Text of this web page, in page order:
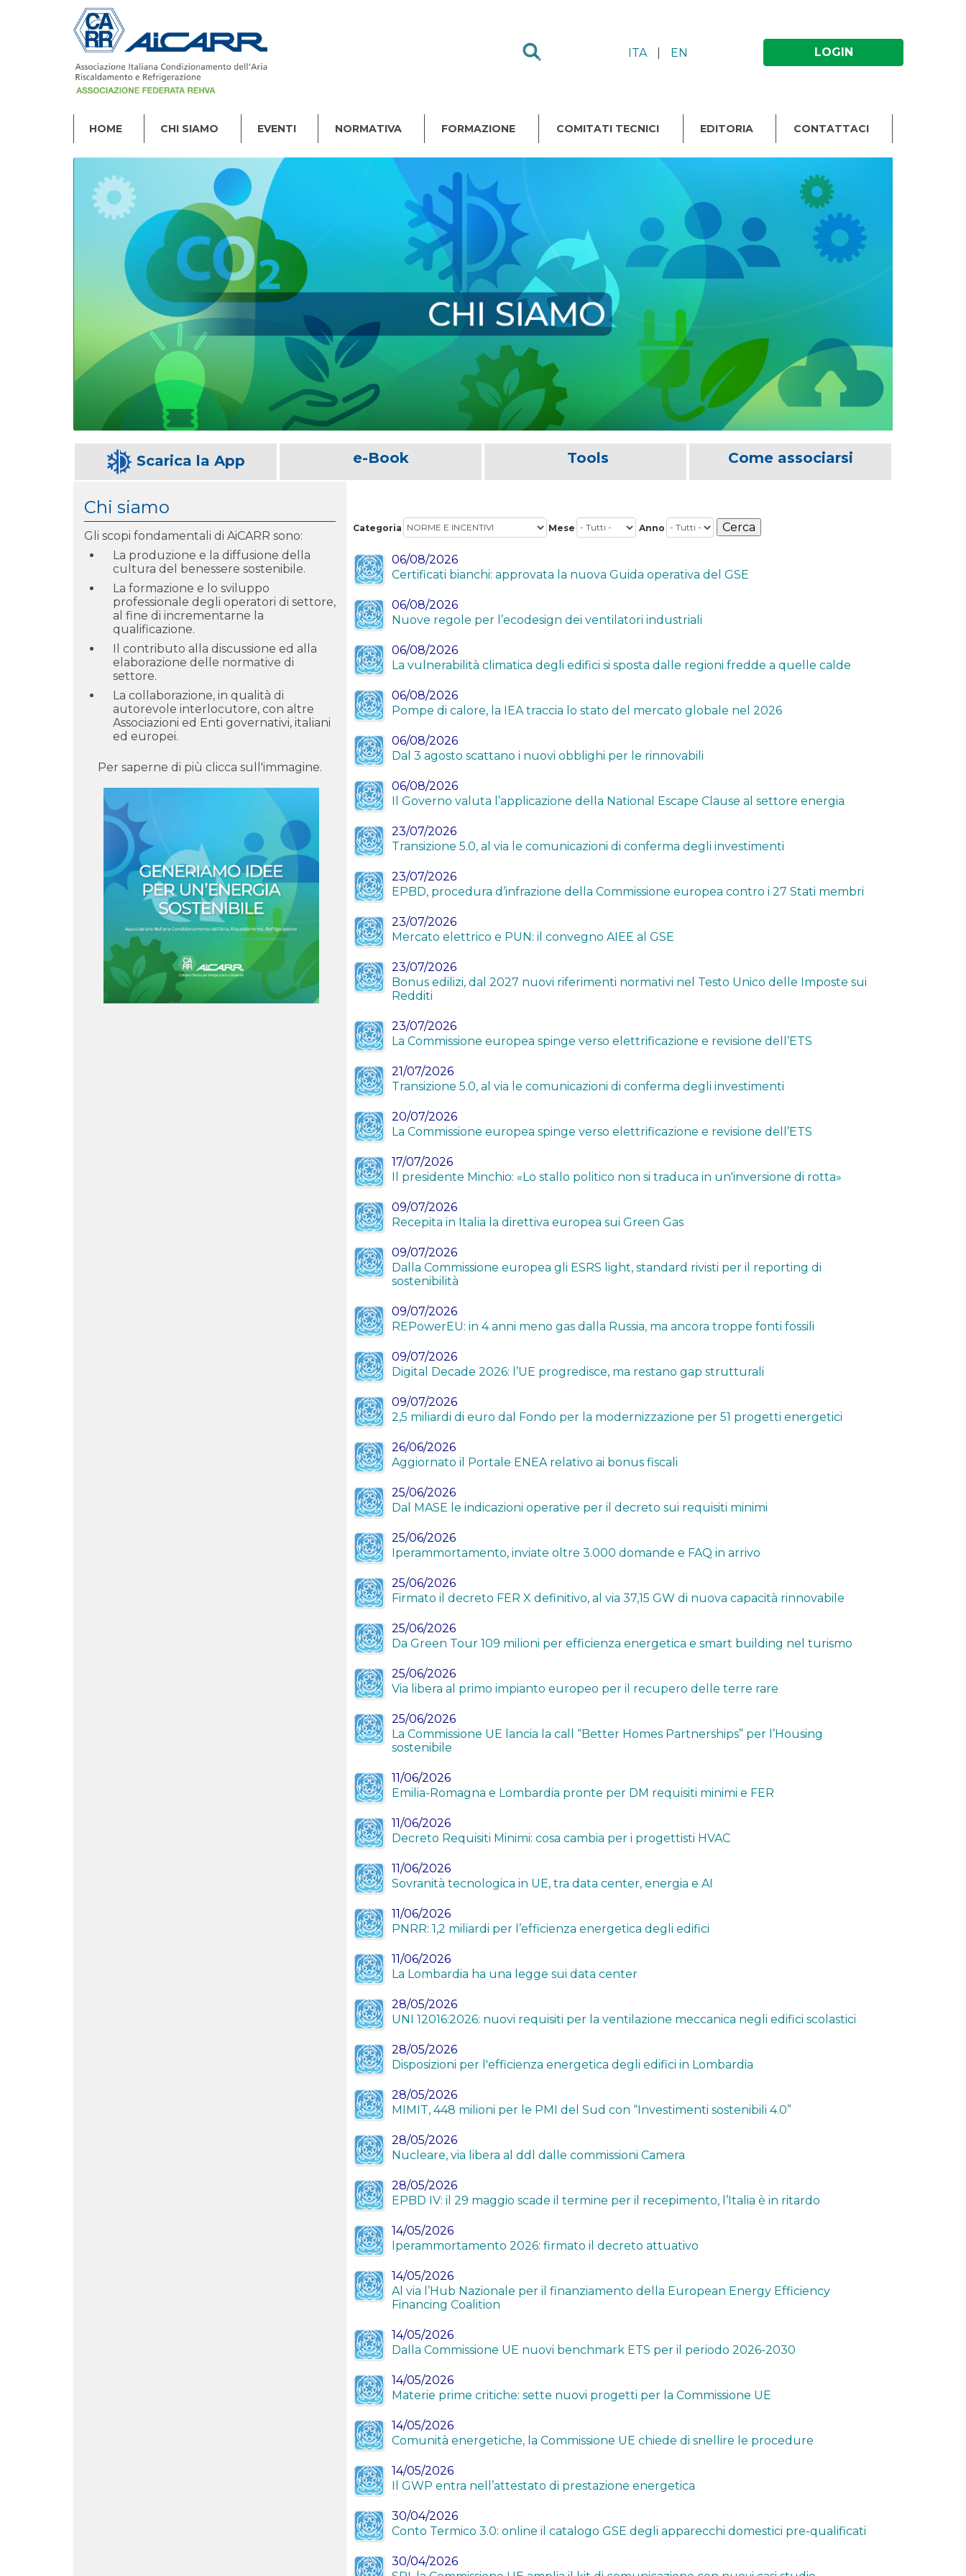
ITA EN LOGIN
HOME CHI SIAMO EVENTI NORMATIVA FORMAZIONE COMITATI TECNICI EDITORIA CONTATTACI
Scarica la App e-Book Tools Come associarsi
Chi siamo
Gli scopi fondamentali di AiCARR sono:
La produzione e la diffusione della
cultura del benessere sostenibile.
La formazione e lo sviluppo
professionale degli operatori di settore,
al fine di incrementarne la
qualificazione.
Il contributo alla discussione ed alla
elaborazione delle normative di
settore.
La collaborazione, in qualità di
autorevole interlocutore, con altre
Associazioni ed Enti governativi, italiani
ed europei.
Per saperne di più clicca sull'immagine.
Categoria Mese Anno
06/08/2026
Certificati bianchi: approvata la nuova Guida operativa del GSE
06/08/2026
Nuove regole per l’ecodesign dei ventilatori industriali
06/08/2026
La vulnerabilità climatica degli edifici si sposta dalle regioni fredde a quelle calde
06/08/2026
Pompe di calore, la IEA traccia lo stato del mercato globale nel 2026
06/08/2026
Dal 3 agosto scattano i nuovi obblighi per le rinnovabili
06/08/2026
Il Governo valuta l’applicazione della National Escape Clause al settore energia
23/07/2026
Transizione 5.0, al via le comunicazioni di conferma degli investimenti
23/07/2026
EPBD, procedura d’infrazione della Commissione europea contro i 27 Stati membri
23/07/2026
Mercato elettrico e PUN: il convegno AIEE al GSE
23/07/2026
Bonus edilizi, dal 2027 nuovi riferimenti normativi nel Testo Unico delle Imposte sui
Redditi
23/07/2026
La Commissione europea spinge verso elettrificazione e revisione dell’ETS
21/07/2026
Transizione 5.0, al via le comunicazioni di conferma degli investimenti
20/07/2026
La Commissione europea spinge verso elettrificazione e revisione dell’ETS
17/07/2026
Il presidente Minchio: «Lo stallo politico non si traduca in un'inversione di rotta»
09/07/2026
Recepita in Italia la direttiva europea sui Green Gas
09/07/2026
Dalla Commissione europea gli ESRS light, standard rivisti per il reporting di
sostenibilità
09/07/2026
REPowerEU: in 4 anni meno gas dalla Russia, ma ancora troppe fonti fossili
09/07/2026
Digital Decade 2026: l’UE progredisce, ma restano gap strutturali
09/07/2026
2,5 miliardi di euro dal Fondo per la modernizzazione per 51 progetti energetici
26/06/2026
Aggiornato il Portale ENEA relativo ai bonus fiscali
25/06/2026
Dal MASE le indicazioni operative per il decreto sui requisiti minimi
25/06/2026
Iperammortamento, inviate oltre 3.000 domande e FAQ in arrivo
25/06/2026
Firmato il decreto FER X definitivo, al via 37,15 GW di nuova capacità rinnovabile
25/06/2026
Da Green Tour 109 milioni per efficienza energetica e smart building nel turismo
25/06/2026
Via libera al primo impianto europeo per il recupero delle terre rare
25/06/2026
La Commissione UE lancia la call “Better Homes Partnerships” per l’Housing
sostenibile
11/06/2026
Emilia-Romagna e Lombardia pronte per DM requisiti minimi e FER
11/06/2026
Decreto Requisiti Minimi: cosa cambia per i progettisti HVAC
11/06/2026
Sovranità tecnologica in UE, tra data center, energia e AI
11/06/2026
PNRR: 1,2 miliardi per l’efficienza energetica degli edifici
11/06/2026
La Lombardia ha una legge sui data center
28/05/2026
UNI 12016:2026: nuovi requisiti per la ventilazione meccanica negli edifici scolastici
28/05/2026
Disposizioni per l'efficienza energetica degli edifici in Lombardia
28/05/2026
MIMIT, 448 milioni per le PMI del Sud con “Investimenti sostenibili 4.0”
28/05/2026
Nucleare, via libera al ddl dalle commissioni Camera
28/05/2026
EPBD IV: il 29 maggio scade il termine per il recepimento, l’Italia è in ritardo
14/05/2026
Iperammortamento 2026: firmato il decreto attuativo
14/05/2026
Al via l’Hub Nazionale per il finanziamento della European Energy Efficiency
Financing Coalition
14/05/2026
Dalla Commissione UE nuovi benchmark ETS per il periodo 2026-2030
14/05/2026
Materie prime critiche: sette nuovi progetti per la Commissione UE
14/05/2026
Comunità energetiche, la Commissione UE chiede di snellire le procedure
14/05/2026
Il GWP entra nell’attestato di prestazione energetica
30/04/2026
Conto Termico 3.0: online il catalogo GSE degli apparecchi domestici pre-qualificati
30/04/2026